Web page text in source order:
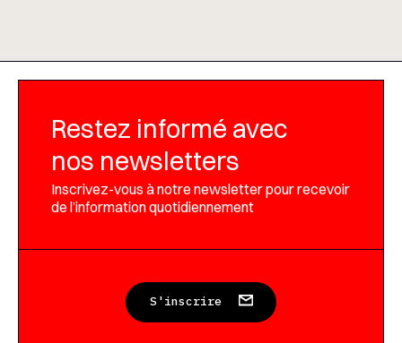
Restez informé avec
nos newsletters
Inscrivez-vous à notre newsletter pour recevoir
de l’information quotidiennement
S'inscrire